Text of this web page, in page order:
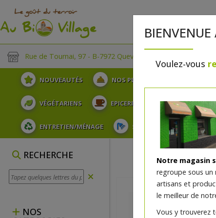
Rue de Tournai, 97 - B-7972 Quevaucamps
NOUVEAUTÉS NOS PLATEAUX
VÉGÉTARIENS EPICERIE PLATS
ENTRETIEN/MÉNAGE SOINS ET HYGIÈNE DU
RECHERCHE
NOS
Voulez-vous
Notre magasin
regroupe sous
artisans et
le meilleur de
Vous y trouverez